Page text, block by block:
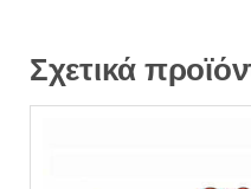
Οι
επιλογές
Σχετικά